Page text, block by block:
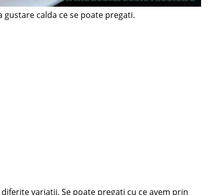
gustare calda ce se poate pregati.
variatii. Se poate pregati cu ce avem prin